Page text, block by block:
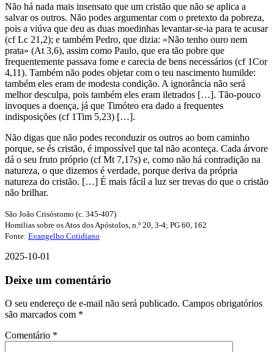
Não há nada mais insensato que um cristão que não se aplica a
salvar os outros. Não podes argumentar com o pretexto da pobreza,
pois a viúva que deu as duas moedinhas levantar-se-ia para te acusar
(cf Lc 21,2); e também Pedro, que dizia: «Não tenho ouro nem
prata» (At 3,6), assim como Paulo, que era tão pobre que
frequentemente passava fome e carecia de bens necessários (cf 1Cor
4,11). Também não podes objetar com o teu nascimento humilde:
também eles eram de modesta condição. A ignorância não será
melhor desculpa, pois também eles eram iletrados […]. Tão-pouco
invoques a doença, já que Timóteo era dado a frequentes
indisposições (cf 1Tim 5,23) […].
Não digas que não podes reconduzir os outros ao bom caminho
porque, se és cristão, é impossível que tal não aconteça. Cada árvore
dá o seu fruto próprio (cf Mt 7,17s) e, como não há contradição na
natureza, o que dizemos é verdade, porque deriva da própria
natureza do cristão. […] É mais fácil a luz ser trevas do que o cristão
não brilhar.
São João Crisóstomo (c. 345-407)
Homilias sobre os Atos dos Apóstolos, n.º 20, 3-4; PG 60, 162
Fonte: Evangelho Cotidiano
2025-10-01
Deixe um comentário
O seu endereço de e-mail não será publicado. Campos obrigatórios
são marcados com *
Comentário *